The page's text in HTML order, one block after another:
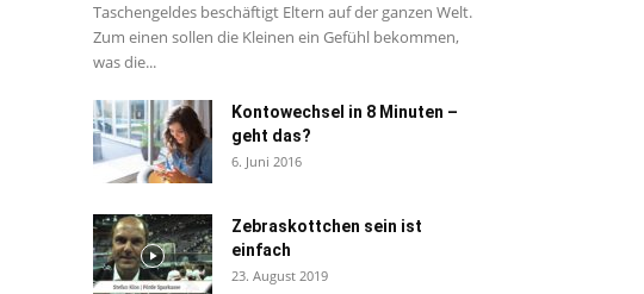
Taschengeldes beschäftigt Eltern auf der ganzen Welt.
Zum einen sollen die Kleinen ein Gefühl bekommen,
was die...
Kontowechsel in 8 Minuten –
geht das?
6. Juni 2016
Zebraskottchen sein ist
einfach
23. August 2019